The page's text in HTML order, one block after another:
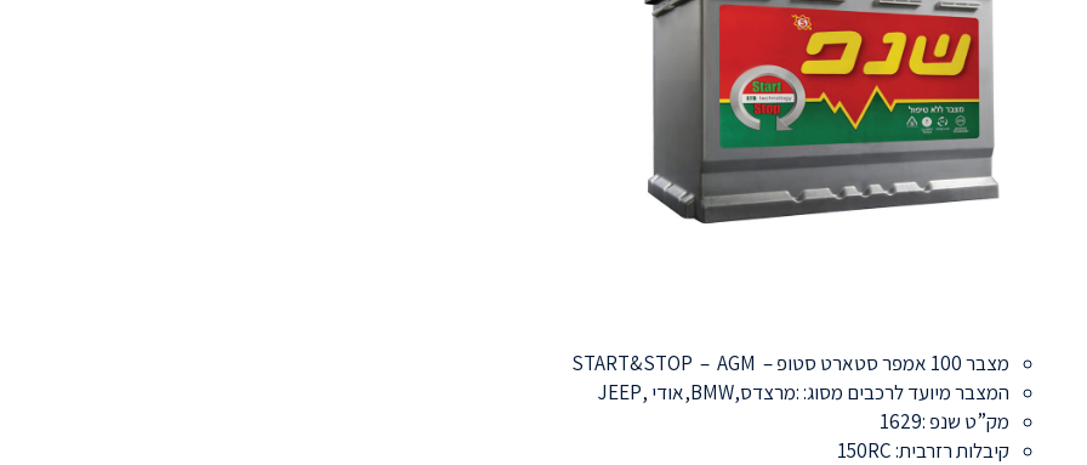
מצבר 100 אמפר סטארט סטופ – START&STOP – AGM
המצבר מיועד לרכבים מסוג: :מרצדס,BMW,אודי ,JEEP
מק”ט שנפ :1629
קיבלות רזרבית: 150RC